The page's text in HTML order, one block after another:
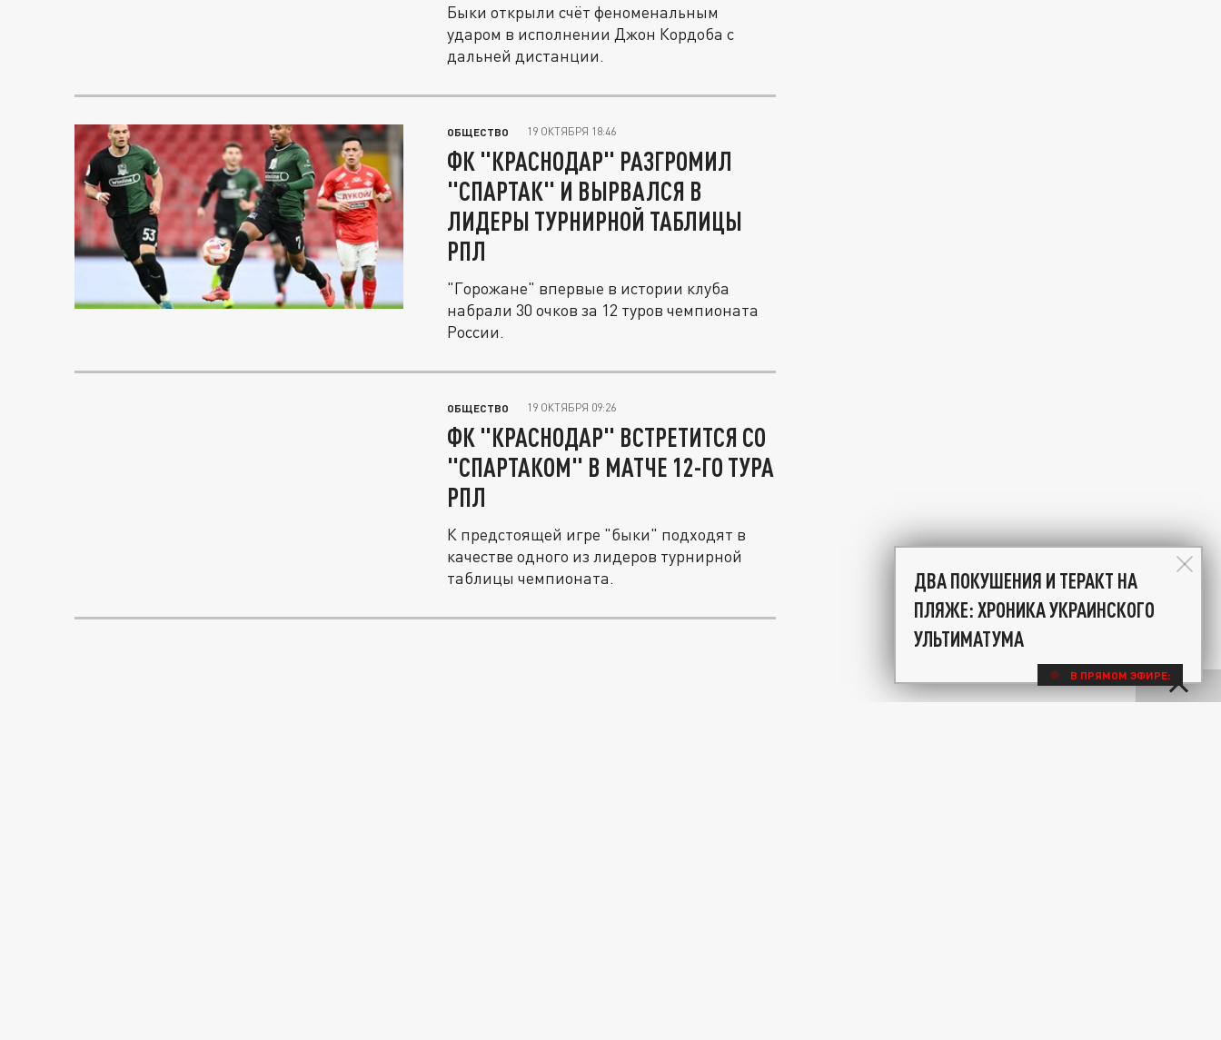
Быки открыли счёт феноменальным
ударом в исполнении Джон Кордоба с
дальней дистанции.
ОБЩЕСТВО 19 ОКТЯБРЯ 18:46
ФК "КРАСНОДАР" РАЗГРОМИЛ
"СПАРТАК" И ВЫРВАЛСЯ В
ЛИДЕРЫ ТУРНИРНОЙ ТАБЛИЦЫ
РПЛ
"Горожане" впервые в истории клуба
набрали 30 очков за 12 туров чемпионата
России.
ОБЩЕСТВО 19 ОКТЯБРЯ 09:26
ФК "КРАСНОДАР" ВСТРЕТИТСЯ СО
"СПАРТАКОМ" В МАТЧЕ 12-ГО ТУРА
РПЛ
К предстоящей игре "быки" подходят в
качестве одного из лидеров турнирной
таблицы чемпионата.
ДВА ПОКУШЕНИЯ И ТЕРАКТ НА
ПЛЯЖЕ: ХРОНИКА УКРАИНСКОГО
УЛЬТИМАТУМА
В ПРЯМОМ ЭФИРЕ: